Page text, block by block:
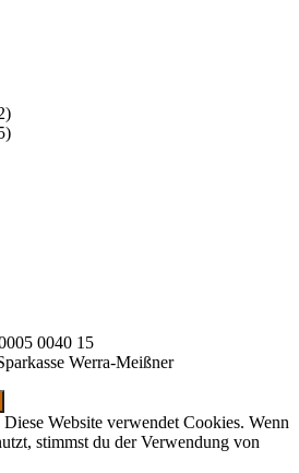
0040 15
Werra-Meißner
Website verwendet Cookies. Wenn
stimmst du der Verwendung von